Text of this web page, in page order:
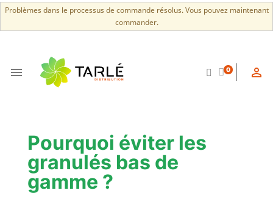
Problèmes dans le processus de commande résolus. Vous pouvez maintenant
commander.
 0 
Pourquoi éviter les
granulés bas de
gamme ?